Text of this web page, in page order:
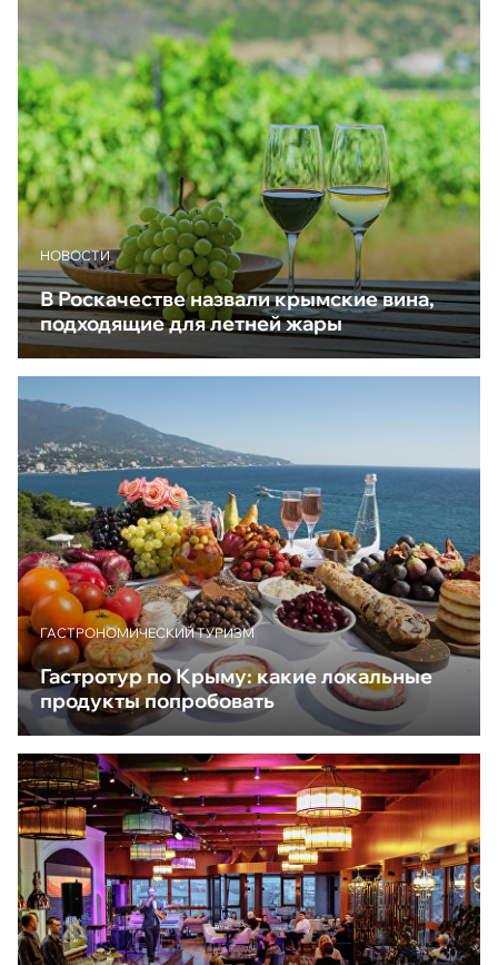
НОВОСТИ
В Роскачестве назвали крымские вина,
подходящие для летней жары
ГАСТРОНОМИЧЕСКИЙ ТУРИЗМ
Гастротур по Крыму: какие локальные
продукты попробовать